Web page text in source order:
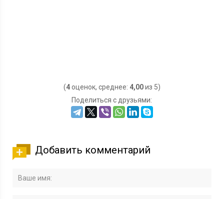
(4оценок, среднее: 4,00из 5)
Поделиться с друзьями:
Добавить комментарий